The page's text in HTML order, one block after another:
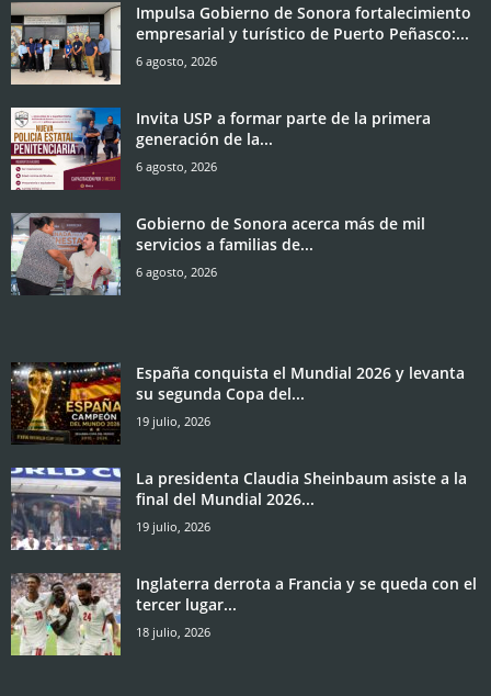
Impulsa Gobierno de Sonora fortalecimiento
empresarial y turístico de Puerto Peñasco:...
6 agosto, 2026
Invita USP a formar parte de la primera
generación de la...
6 agosto, 2026
Gobierno de Sonora acerca más de mil
servicios a familias de...
6 agosto, 2026
España conquista el Mundial 2026 y levanta
su segunda Copa del...
19 julio, 2026
La presidenta Claudia Sheinbaum asiste a la
final del Mundial 2026...
19 julio, 2026
Inglaterra derrota a Francia y se queda con el
tercer lugar...
18 julio, 2026